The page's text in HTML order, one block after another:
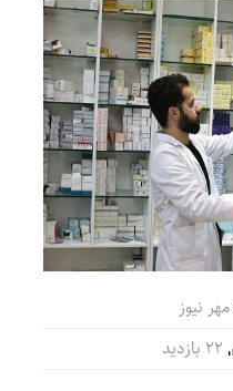
مهر نیوز